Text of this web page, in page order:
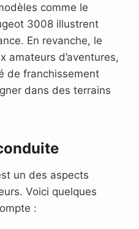
comme le
3008 illustrent
En revanche, le
amateurs d’aventures,
de franchissement
dans des terrains
un des aspects
Voici quelques
: